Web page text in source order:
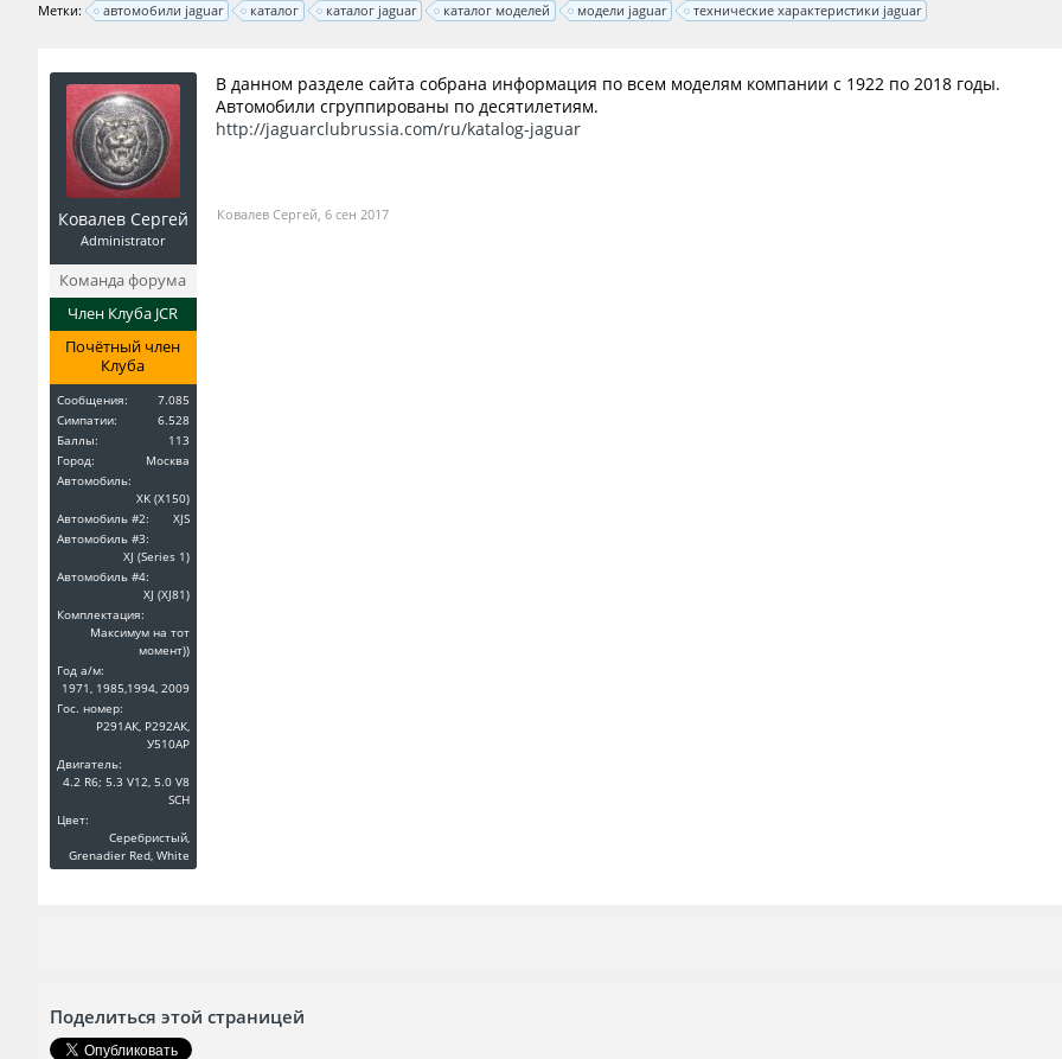
Метки: автомобили jaguar каталог каталог jaguar каталог моделей модели jaguar технические характеристики jaguar
Ковалев Сергей
Administrator
Команда форума
Член Клуба JCR
Почётный член
Клуба
Сообщения:
7.085
Симпатии:
6.528
Баллы:
113
Город:
Москва
Автомобиль:
XK (X150)
Автомобиль #2:
XJS
Автомобиль #3:
XJ (Series 1)
Автомобиль #4:
XJ (XJ81)
Комплектация:
Максимум на тот
момент))
Год a/м:
1971, 1985,1994, 2009
Гос. номер:
Р291АК, Р292АК,
У510АР
Двигатель:
4.2 R6; 5.3 V12, 5.0 V8
SCH
Цвет:
Серебристый,
Grenadier Red, White
В данном разделе сайта собрана информация по всем моделям компании с 1922 по 2018 годы.
Автомобили сгруппированы по десятилетиям.
http://jaguarclubrussia.com/ru/katalog-jaguar
Ковалев Сергей, 6 сен 2017
Поделиться этой страницей